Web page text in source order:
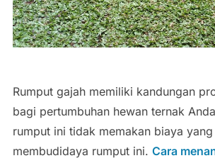
Rumput gajah memiliki kandungan
bagi pertumbuhan hewan ternak
rumput ini tidak memakan biaya
membudidaya rumput ini. Cara